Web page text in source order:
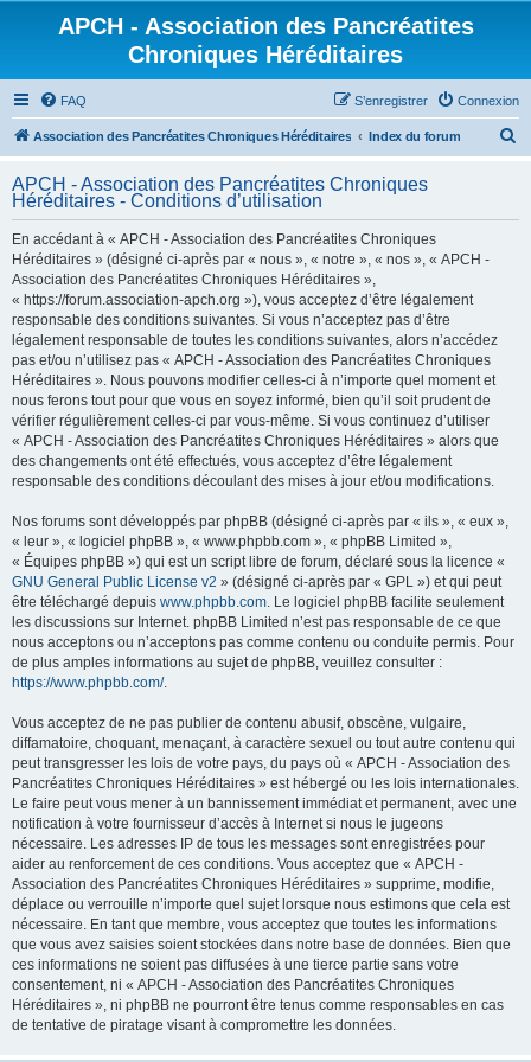
APCH - Association des Pancréatites
Chroniques Héréditaires
FAQ Connexion
S’enregistrer
Association des Pancréatites Chroniques Héréditaires Index du forum
h
APCH - Association des Pancréatites Chroniques
Héréditaires - Conditions d’utilisation
En accédant à « APCH - Association des Pancréatites Chroniques
Héréditaires » (désigné ci-après par « nous », « notre », « nos », « APCH -
Association des Pancréatites Chroniques Héréditaires »,
« https://forum.association-apch.org »), vous acceptez d’être légalement
responsable des conditions suivantes. Si vous n’acceptez pas d’être
légalement responsable de toutes les conditions suivantes, alors n’accédez
pas et/ou n’utilisez pas « APCH - Association des Pancréatites Chroniques
Héréditaires ». Nous pouvons modifier celles-ci à n’importe quel moment et
nous ferons tout pour que vous en soyez informé, bien qu’il soit prudent de
vérifier régulièrement celles-ci par vous-même. Si vous continuez d’utiliser
« APCH - Association des Pancréatites Chroniques Héréditaires » alors que
des changements ont été effectués, vous acceptez d’être légalement
responsable des conditions découlant des mises à jour et/ou modifications.
Nos forums sont développés par phpBB (désigné ci-après par « ils », « eux »,
« leur », « logiciel phpBB », « www.phpbb.com », « phpBB Limited »,
« Équipes phpBB ») qui est un script libre de forum, déclaré sous la licence «
GNU General Public License v2 » (désigné ci-après par « GPL ») et qui peut
être téléchargé depuis www.phpbb.com. Le logiciel phpBB facilite seulement
les discussions sur Internet. phpBB Limited n’est pas responsable de ce que
nous acceptons ou n’acceptons pas comme contenu ou conduite permis. Pour
de plus amples informations au sujet de phpBB, veuillez consulter :
https://www.phpbb.com/.
Vous acceptez de ne pas publier de contenu abusif, obscène, vulgaire,
diffamatoire, choquant, menaçant, à caractère sexuel ou tout autre contenu qui
peut transgresser les lois de votre pays, du pays où « APCH - Association des
Pancréatites Chroniques Héréditaires » est hébergé ou les lois internationales.
Le faire peut vous mener à un bannissement immédiat et permanent, avec une
notification à votre fournisseur d’accès à Internet si nous le jugeons
nécessaire. Les adresses IP de tous les messages sont enregistrées pour
aider au renforcement de ces conditions. Vous acceptez que « APCH -
Association des Pancréatites Chroniques Héréditaires » supprime, modifie,
déplace ou verrouille n’importe quel sujet lorsque nous estimons que cela est
nécessaire. En tant que membre, vous acceptez que toutes les informations
que vous avez saisies soient stockées dans notre base de données. Bien que
ces informations ne soient pas diffusées à une tierce partie sans votre
consentement, ni « APCH - Association des Pancréatites Chroniques
Héréditaires », ni phpBB ne pourront être tenus comme responsables en cas
de tentative de piratage visant à compromettre les données.